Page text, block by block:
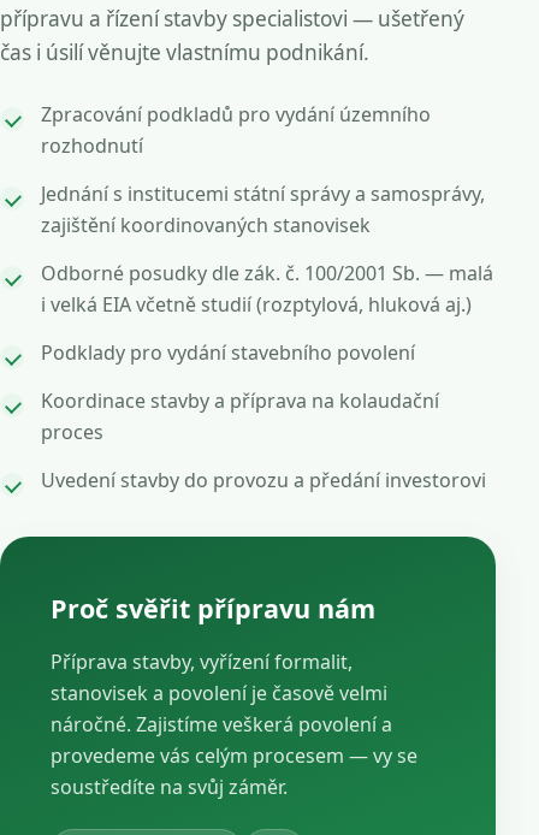
přípravu a řízení stavby specialistovi — ušetřený
čas i úsilí věnujte vlastnímu podnikání.
Zpracování podkladů pro vydání územního
rozhodnutí
Jednání s institucemi státní správy a samosprávy,
zajištění koordinovaných stanovisek
Odborné posudky dle zák. č. 100/2001 Sb. — malá
i velká EIA včetně studií (rozptylová, hluková aj.)
Podklady pro vydání stavebního povolení
Koordinace stavby a příprava na kolaudační
proces
Uvedení stavby do provozu a předání investorovi
Proč svěřit přípravu nám
Příprava stavby, vyřízení formalit,
stanovisek a povolení je časově velmi
náročné. Zajistíme veškerá povolení a
provedeme vás celým procesem — vy se
soustředíte na svůj záměr.